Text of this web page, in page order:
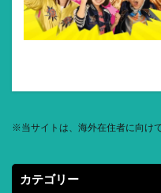
※当サイトは、海外在住者に向け
カテゴリー